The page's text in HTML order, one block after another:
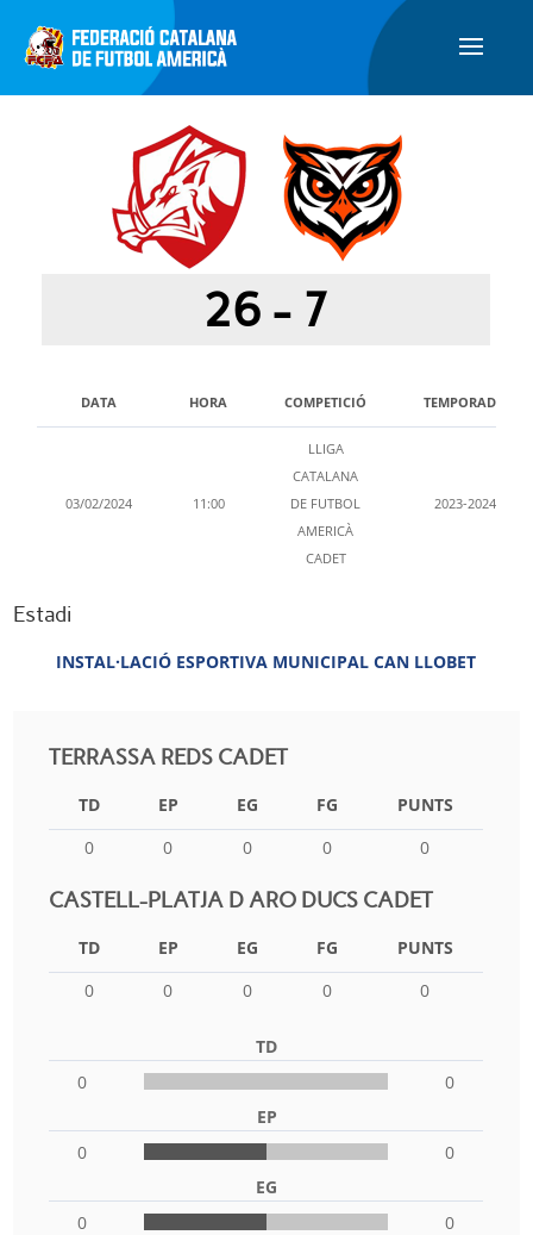
26 - 7
DATA HORA COMPETICIÓ TEMPORADA
03/02/2024 11:00
LLIGA
CATALANA
DE FUTBOL
AMERICÀ
CADET
2023-2024
Estadi
INSTAL·LACIÓ ESPORTIVA MUNICIPAL CAN LLOBET
TERRASSA REDS CADET
TD EP EG FG
PUNTS
0
0 0 0 0
CASTELL-PLATJA D ARO DUCS CADET
TD EP EG FG
PUNTS
0
0 0 0 0
TD
0
0
EP
0
0
EG
0
0